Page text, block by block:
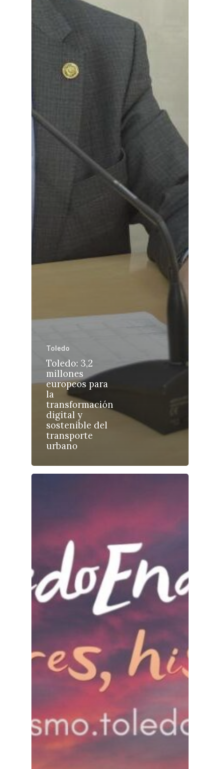
Toledo
Toledo: 3,2
millones
europeos para
la
transformación
digital y
sostenible del
transporte
urbano
Ciudad Real
Albacete
Economía
Cultura
Sucesos
Planeta Rural
Especiales
Política
Galerías